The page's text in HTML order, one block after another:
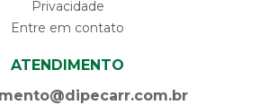
Privacidade
Entre em contato
ATENDIMENTO